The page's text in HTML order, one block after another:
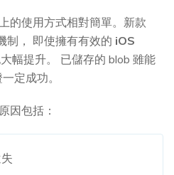
的使用方式相對簡單。新款
制， 即使擁有有效的 iOS
大幅提升。 已儲存的 blob 雖能
定成功。
因包括：